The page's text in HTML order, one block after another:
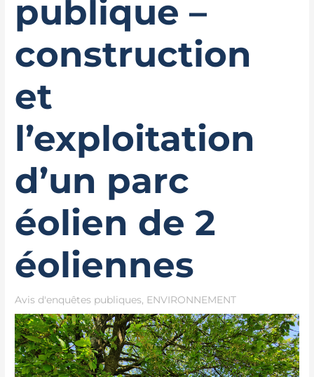
publique –
construction
et
l’exploitation
d’un parc
éolien de 2
éoliennes
Avis d'enquêtes publiques, ENVIRONNEMENT